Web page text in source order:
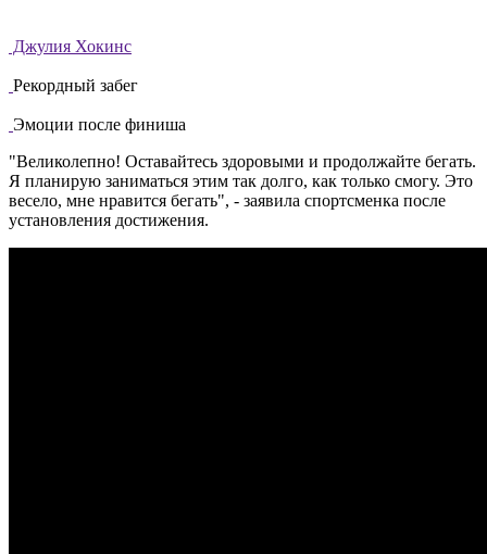
Джулия Хокинс
Рекордный забег
Эмоции после финиша
"Великолепно! Оставайтесь здоровыми и продолжайте бегать.
Я планирую заниматься этим так долго, как только смогу. Это
весело, мне нравится бегать", - заявила спортсменка после
установления достижения.